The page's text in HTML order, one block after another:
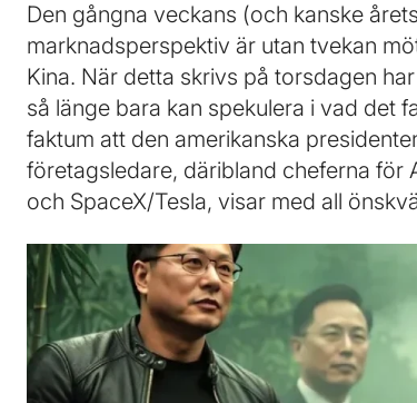
Den gångna veckans (och kanske
marknadsperspektiv är utan tvekan
Kina. När detta skrivs på torsdagen
så länge bara kan spekulera i vad det
faktum att den amerikanska
företagsledare, däribland cheferna för
och SpaceX/Tesla, visar med all